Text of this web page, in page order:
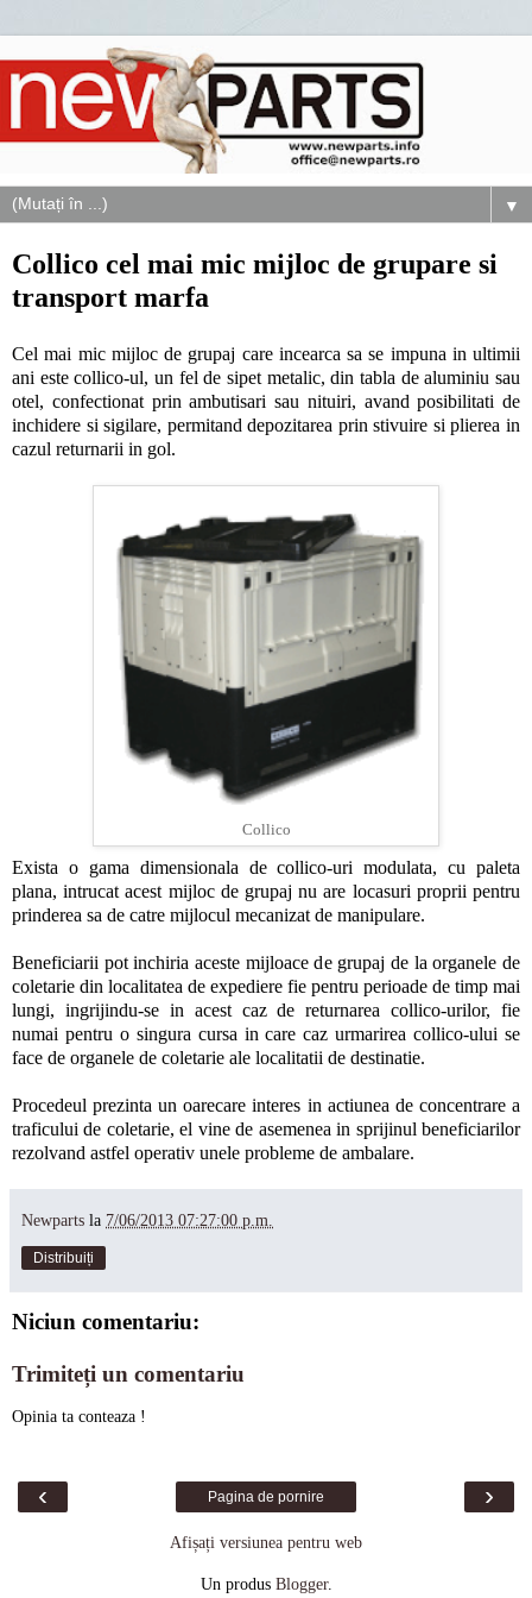
▼
Collico cel mai mic mijloc de grupare si
transport marfa
Cel mai mic mijloc de grupaj care incearca sa se impuna in ultimii
ani este collico-ul, un fel de sipet metalic, din tabla de aluminiu sau
otel, confectionat prin ambutisari sau nituiri, avand posibilitati de
inchidere si sigilare, permitand depozitarea prin stivuire si plierea in
cazul returnarii in gol.
Collico
Exista o gama dimensionala de collico-uri modulata, cu paleta
plana, intrucat acest mijloc de grupaj nu are locasuri proprii pentru
prinderea sa de catre mijlocul mecanizat de manipulare.
Beneficiarii pot inchiria aceste mijloace de grupaj de la organele de
coletarie din localitatea de expediere fie pentru perioade de timp mai
lungi, ingrijindu-se in acest caz de returnarea collico-urilor, fie
numai pentru o singura cursa in care caz urmarirea collico-ului se
face de organele de coletarie ale localitatii de destinatie.
Procedeul prezinta un oarecare interes in actiunea de concentrare a
traficului de coletarie, el vine de asemenea in sprijinul beneficiarilor
rezolvand astfel operativ unele probleme de ambalare.
Newparts la 7/06/2013 07:27:00 p.m.
Distribuiți
Niciun comentariu:
Trimiteți un comentariu
Opinia ta conteaza !
‹ ›
Pagina de pornire
Afișați versiunea pentru web
Un produs Blogger.